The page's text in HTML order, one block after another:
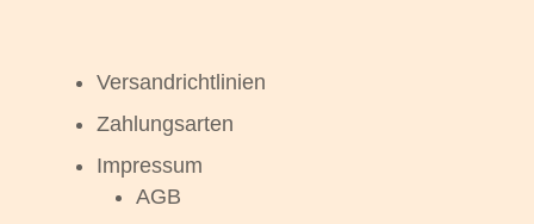
Versandrichtlinien
Zahlungsarten
Impressum
AGB